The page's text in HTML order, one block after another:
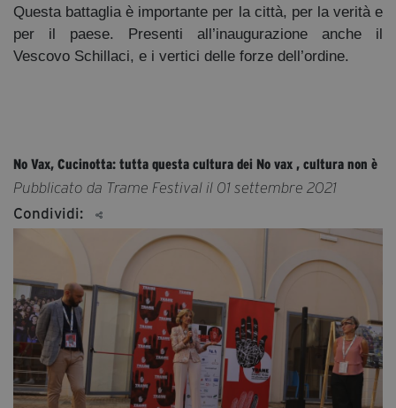
Questa battaglia è importante per la città, per la verità e
per il paese. Presenti all’inaugurazione anche il
Vescovo Schillaci, e i vertici delle forze dell’ordine.
No Vax, Cucinotta: tutta questa cultura dei No vax , cultura non è
Pubblicato da Trame Festival il 01 settembre 2021
Condividi: